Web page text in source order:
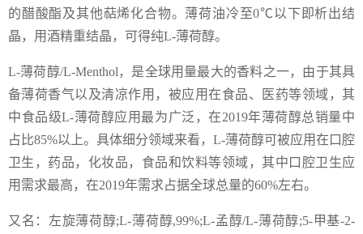
的醋酸酯及其他萜烯化合物。薄荷油冷至0℃以下即析出结
晶，用酒精重结晶，可得纯L-薄荷醇。
L-薄荷醇/L-Menthol，是全球用量最大的香料之一，由于其具
备薄荷香气以及清凉作用，被应用在食品、医药等领域，其
中食品级L-薄荷醇应用最为广泛，在2019年薄荷醇总销量中
占比85%以上。具体细分领域来看，L-薄荷醇可被应用在口腔
卫生，药品，化妆品，食品和饮料等领域，其中口腔卫生应
用需求最高，在2019年需求占据全球总量的60%左右。
又名：左旋薄荷醇;L-薄荷醇,99%;L-孟醇/L-薄荷醇;5-甲基-2-